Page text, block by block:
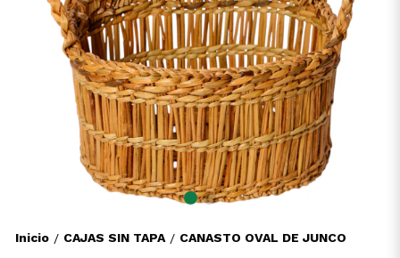
Inicio / CAJAS SIN TAPA / CANASTO OVAL DE JUNCO